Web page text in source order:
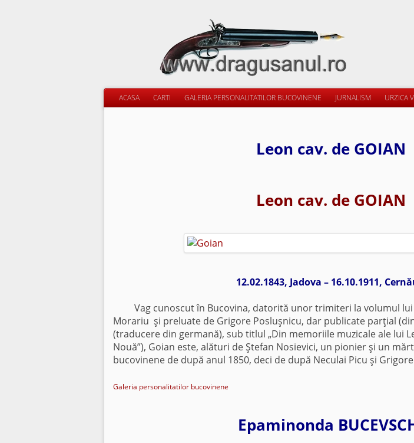
ACASA CARTI GALERIA PERSONALITATILOR BUCOVINENE JURNALISM URZICA
Leon cav. de GOIAN
Leon cav. de GOIAN
12.02.1843, Jadova – 16.10.1911,
Vag cunoscut în Bucovina, datorită unor trimiteri la volumul lui
Morariu şi preluate de Grigore Posluşnicu, dar publicate parţial
(traducere din germană), sub titlul „Din memoriile muzicale ale lui
Nouă”), Goian este, alături de Ştefan Nosievici, un pionier şi un
bucovinene de după anul 1850, deci de după Neculai Picu şi
Galeria personalitatilor bucovinene
Epaminonda